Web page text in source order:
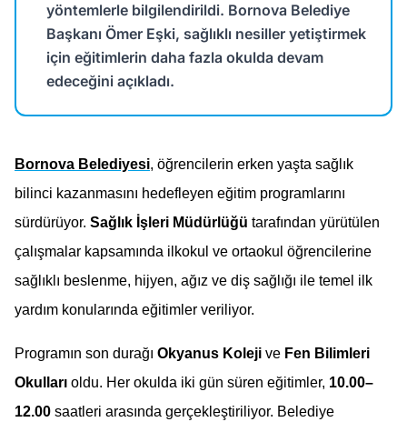
yöntemlerle bilgilendirildi. Bornova Belediye
Başkanı Ömer Eşki, sağlıklı nesiller yetiştirmek
için eğitimlerin daha fazla okulda devam
edeceğini açıkladı.
Bornova Belediyesi, öğrencilerin erken yaşta sağlık
bilinci kazanmasını hedefleyen eğitim programlarını
sürdürüyor. Sağlık İşleri Müdürlüğü tarafından yürütülen
çalışmalar kapsamında ilkokul ve ortaokul öğrencilerine
sağlıklı beslenme, hijyen, ağız ve diş sağlığı ile temel ilk
yardım konularında eğitimler veriliyor.
Programın son durağı Okyanus Koleji ve Fen Bilimleri
Okulları oldu. Her okulda iki gün süren eğitimler, 10.00–
12.00 saatleri arasında gerçekleştiriliyor. Belediye